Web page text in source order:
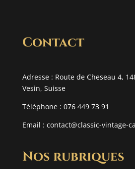
Contact
Adresse : Route de Cheseau 4,
Vesin, Suisse
Téléphone : 076 449 73 91
Email : contact@classic-vintage-
Nos rubriques